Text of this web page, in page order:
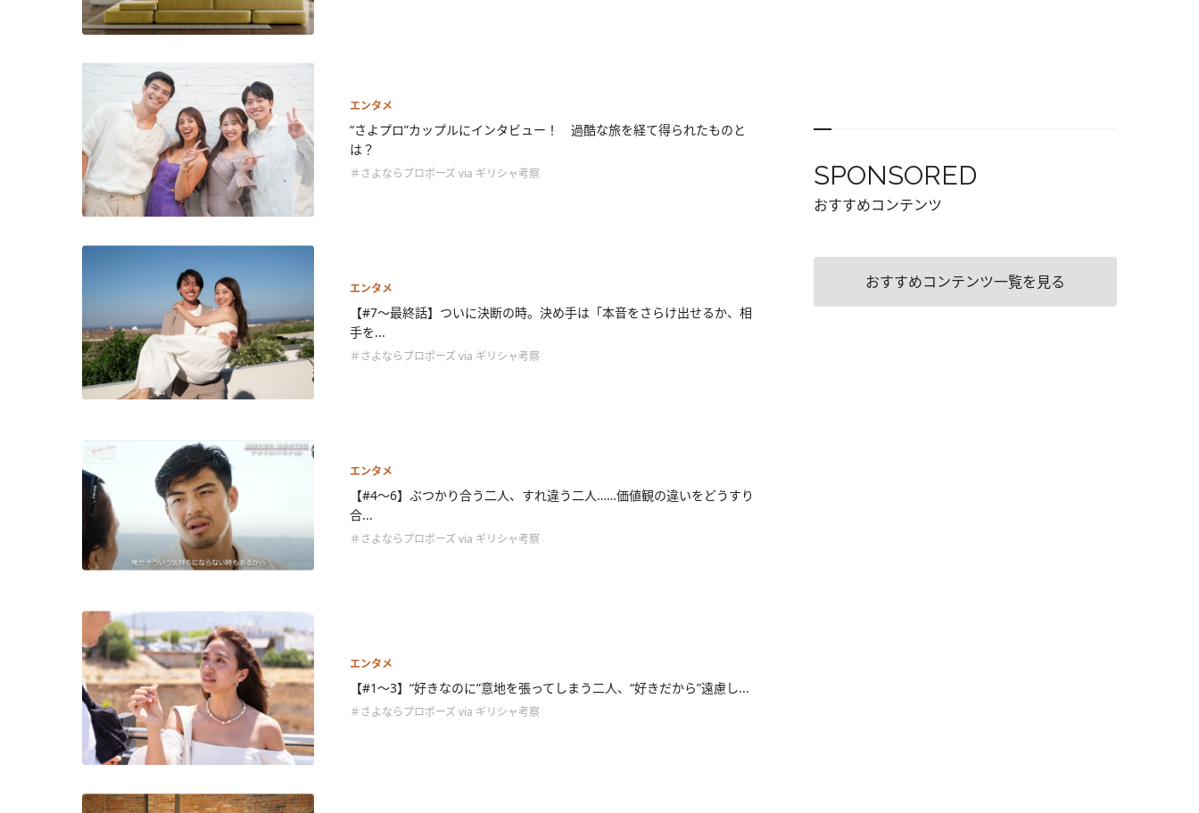
エンタメ
“さよプロ”カップルにインタビュー！ 過酷な旅を経て得られたものと
は？
＃さよならプロポーズ via ギリシャ考察
エンタメ
【#7～最終話】ついに決断の時。決め手は「本音をさらけ出せるか、相
手を...
＃さよならプロポーズ via ギリシャ考察
エンタメ
【#4～6】ぶつかり合う二人、すれ違う二人……価値観の違いをどうすり
合...
＃さよならプロポーズ via ギリシャ考察
エンタメ
【#1～3】“好きなのに”意地を張ってしまう二人、“好きだから”遠慮し...
＃さよならプロポーズ via ギリシャ考察
SPONSORED
おすすめコンテンツ
おすすめコンテンツ一覧を見る